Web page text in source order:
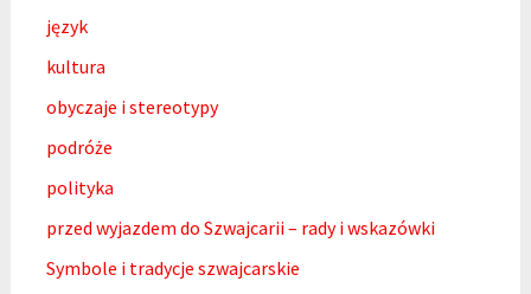
język
kultura
obyczaje i stereotypy
podróże
polityka
przed wyjazdem do Szwajcarii – rady i wskazówki
Symbole i tradycje szwajcarskie